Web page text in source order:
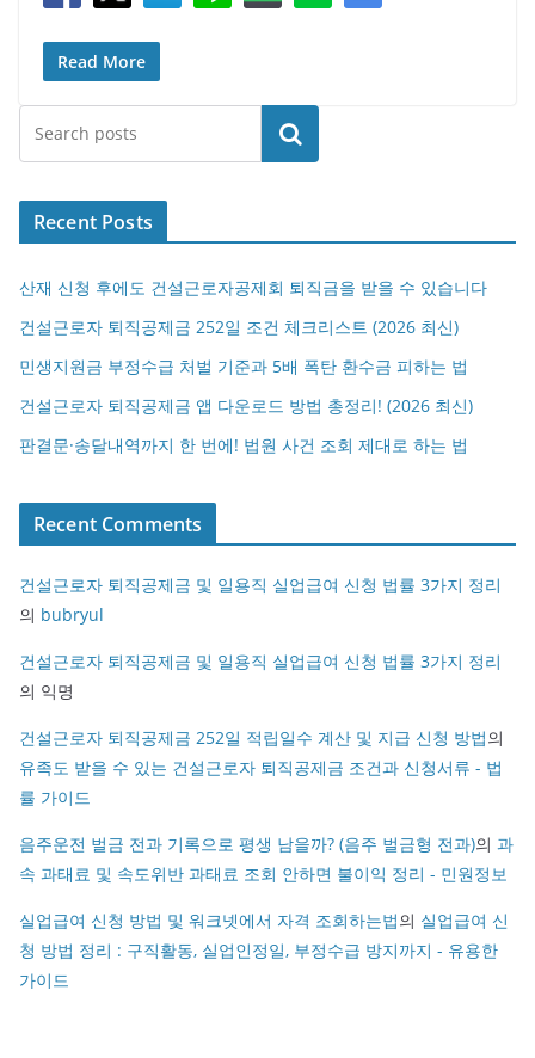
Read More
검색
Recent Posts
산재 신청 후에도 건설근로자공제회 퇴직금을 받을 수 있습니다
건설근로자 퇴직공제금 252일 조건 체크리스트 (2026 최신)
민생지원금 부정수급 처벌 기준과 5배 폭탄 환수금 피하는 법
건설근로자 퇴직공제금 앱 다운로드 방법 총정리! (2026 최신)
판결문·송달내역까지 한 번에! 법원 사건 조회 제대로 하는 법
Recent Comments
건설근로자 퇴직공제금 및 일용직 실업급여 신청 법률 3가지 정리
의 bubryul
건설근로자 퇴직공제금 및 일용직 실업급여 신청 법률 3가지 정리
의 익명
건설근로자 퇴직공제금 252일 적립일수 계산 및 지급 신청 방법의
유족도 받을 수 있는 건설근로자 퇴직공제금 조건과 신청서류 - 법
률 가이드
음주운전 벌금 전과 기록으로 평생 남을까? (음주 벌금형 전과)의 과
속 과태료 및 속도위반 과태료 조회 안하면 불이익 정리 - 민원정보
실업급여 신청 방법 및 워크넷에서 자격 조회하는법의 실업급여 신
청 방법 정리 : 구직활동, 실업인정일, 부정수급 방지까지 - 유용한
가이드